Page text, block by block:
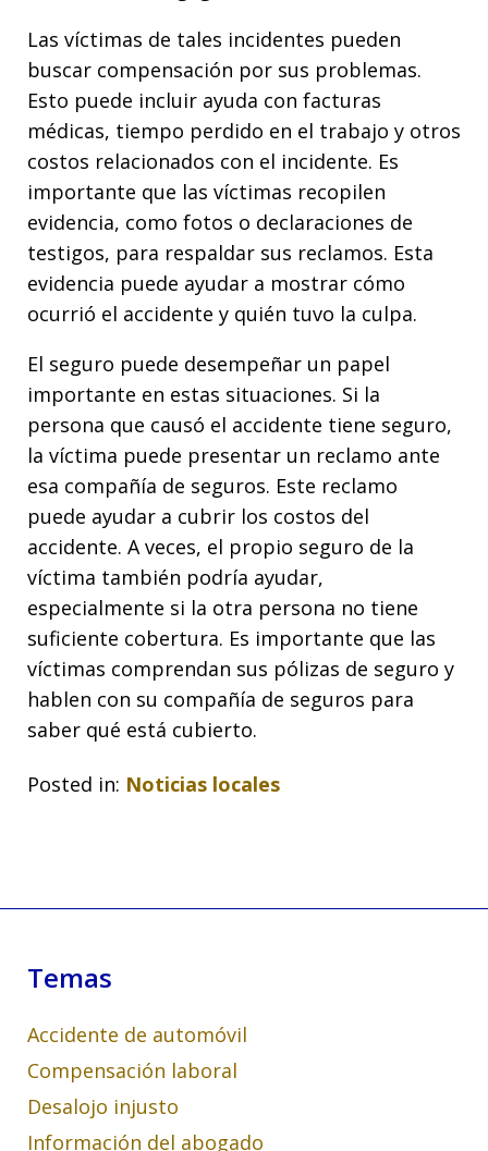
Las víctimas de tales incidentes pueden
buscar compensación por sus problemas.
Esto puede incluir ayuda con facturas
médicas, tiempo perdido en el trabajo y otros
costos relacionados con el incidente. Es
importante que las víctimas recopilen
evidencia, como fotos o declaraciones de
testigos, para respaldar sus reclamos. Esta
evidencia puede ayudar a mostrar cómo
ocurrió el accidente y quién tuvo la culpa.
El seguro puede desempeñar un papel
importante en estas situaciones. Si la
persona que causó el accidente tiene seguro,
la víctima puede presentar un reclamo ante
esa compañía de seguros. Este reclamo
puede ayudar a cubrir los costos del
accidente. A veces, el propio seguro de la
víctima también podría ayudar,
especialmente si la otra persona no tiene
suficiente cobertura. Es importante que las
víctimas comprendan sus pólizas de seguro y
hablen con su compañía de seguros para
saber qué está cubierto.
Posted in: Noticias locales
Temas
Accidente de automóvil
Compensación laboral
Desalojo injusto
Información del abogado